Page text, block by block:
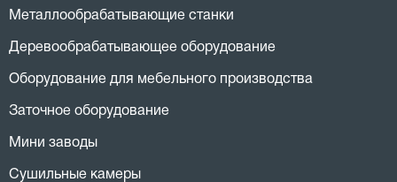
Металлообрабатывающие станки
Деревообрабатывающее оборудование
Оборудование для мебельного производства
Заточное оборудование
Мини заводы
Сушильные камеры